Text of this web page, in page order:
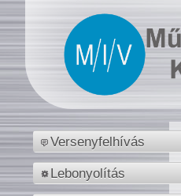
Versenyfelhívás
Lebonyolítás